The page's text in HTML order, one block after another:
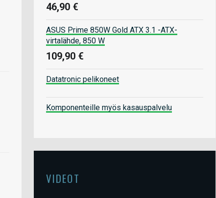
46,90 €
ASUS Prime 850W Gold ATX 3.1 -ATX-
virtalähde, 850 W
109,90 €
Datatronic pelikoneet
Komponenteille myös kasauspalvelu
VIDEOT